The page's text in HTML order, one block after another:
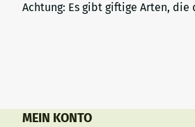
Achtung: Es gibt giftige Arten,
MEIN KONTO